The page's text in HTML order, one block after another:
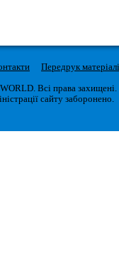
Передрук
Всі права захищені.
сайту заборонено.